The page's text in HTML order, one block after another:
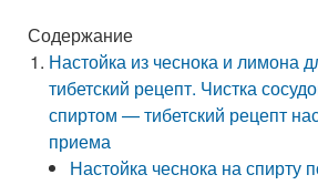
Содержание
Настойка из чеснока и лимона
тибетский рецепт. Чистка
спиртом — тибетский рецепт
приема
Настойка чеснока на спирту